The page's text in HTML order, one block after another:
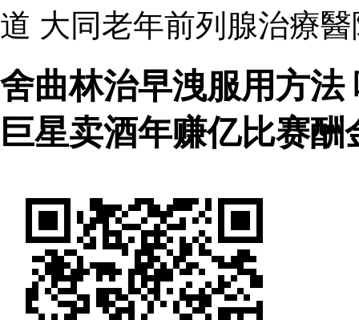
道 大同老年前列腺治療
舍曲林治早洩服用方
巨星卖酒年赚亿比赛